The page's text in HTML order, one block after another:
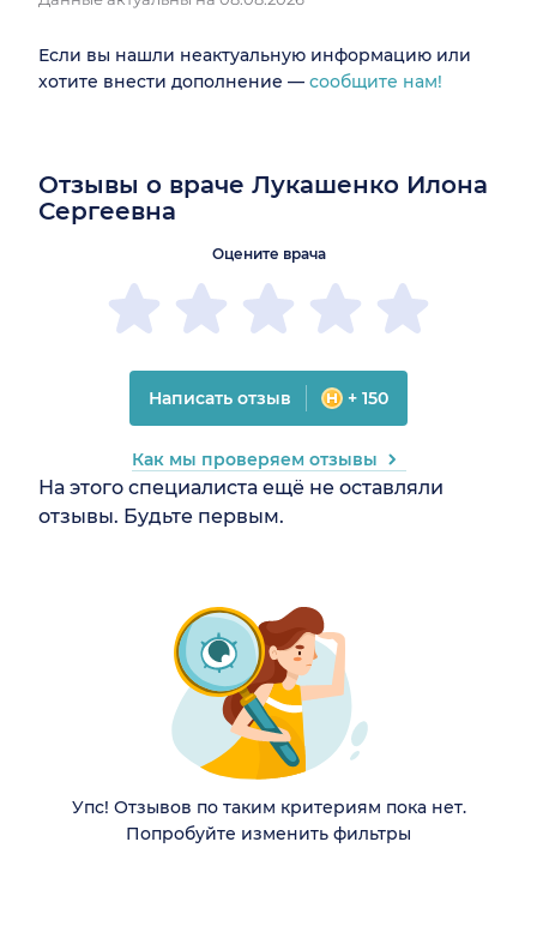
Если вы нашли неактуальную информацию или
хотите внести дополнение — сообщите нам!
Отзывы о враче Лукашенко Илона
Сергеевна
На этого специалиста ещё не оставляли
отзывы. Будьте первым.
Оцените врача
Написать отзыв + 150
Как мы проверяем отзывы
Упс! Отзывов по таким критериям пока нет.
Попробуйте изменить фильтры